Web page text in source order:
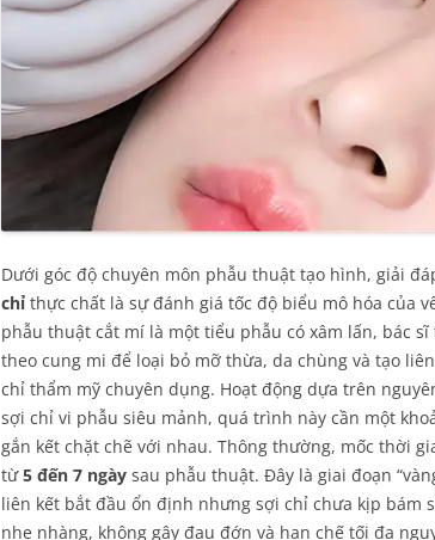
Dưới góc độ chuyên môn phẫu thuật tạo hình, giải
chỉ thực chất là sự đánh giá tốc độ biểu mô hóa của
phẫu thuật cắt mí là một tiểu phẫu có xâm lấn, bác
theo cung mi để loại bỏ mỡ thừa, da chùng và tạo
chỉ thẩm mỹ chuyên dụng. Hoạt động dựa trên
sợi chỉ vi phẫu siêu mảnh, quá trình này cần một
gắn kết chặt chẽ với nhau. Thông thường, mốc thời
từ5 đến 7 ngày sau phẫu thuật. Đây là giai đoạn
liên kết bắt đầu ổn định nhưng sợi chỉ chưa kịp bám
nhẹ nhàng, không gây đau đớn và hạn chế tối đa